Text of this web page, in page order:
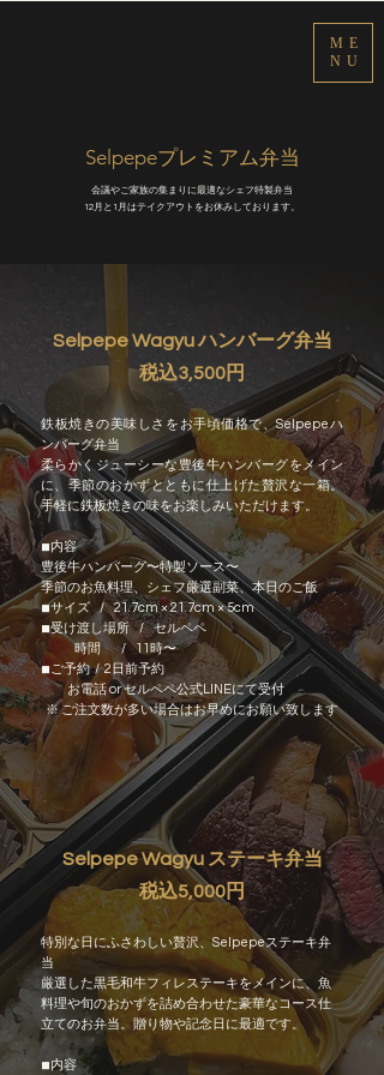
ME
NU
​Selpepeプレミアム弁当
会議やご家族の集まりに最適なシェフ特製弁当
​12月と1月はテイクアウトをお休みしております。
Selpepe Wagyu ハンバーグ弁当
税込3,500円
鉄板焼きの美味しさをお手頃価格で、Selpepeハ
ンバーグ弁当
柔らかくジューシーな豊後牛ハンバーグをメイン
に、季節のおかずとともに仕上げた贅沢な一箱。
手軽に鉄板焼きの味をお楽しみいただけます。
◾︎内容
豊後牛ハンバーグ〜特製ソース〜
季節のお魚料理、シェフ厳選副菜、本日のご飯
◾︎サイズ / 21.7cm × 21.7cm × 5cm
◾︎受け渡し場所 / セルペペ
時間 / 11時〜
◾︎ご予約 / 2日前予約
お電話 or セルペペ公式LINEにて受付
​ ※ ご注文数が多い場合はお早めにお願い致します
Selpepe Wagyu ステーキ弁当
税込5,000円
特別な日にふさわしい贅沢、Selpepeステーキ弁
当
厳選した黒毛和牛フィレステーキをメインに、魚
料理や旬のおかずを詰め合わせた豪華なコース仕
立てのお弁当。贈り物や記念日に最適です。
◾︎内容